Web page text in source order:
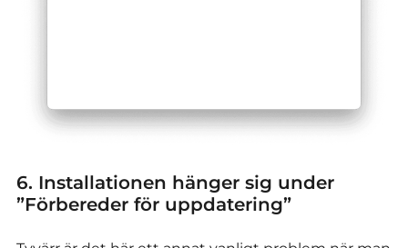
6. Installationen hänger sig under
”Förbereder för uppdatering”